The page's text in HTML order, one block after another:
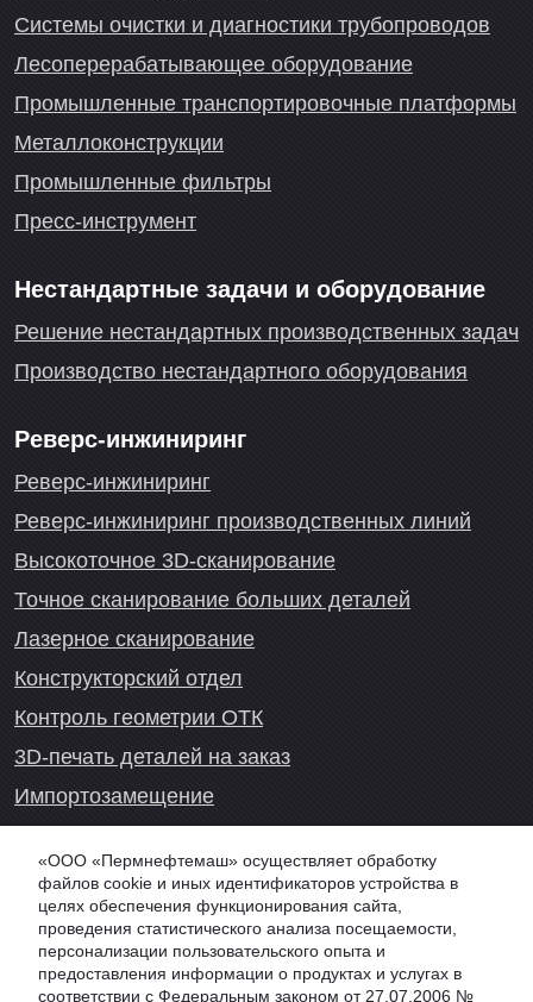
Системы очистки и диагностики трубопроводов
Лесоперерабатывающее оборудование
Промышленные транспортировочные платформы
Металлоконструкции
Промышленные фильтры
Пресс-инструмент
Нестандартные задачи и оборудование
Решение нестандартных производственных задач
Производство нестандартного оборудования
Реверс-инжиниринг
Реверс-инжиниринг
Реверс-инжиниринг производственных линий
Высокоточное 3D-сканирование
Точное сканирование больших деталей
Лазерное сканирование
Конструкторский отдел
Контроль геометрии ОТК
3D-печать деталей на заказ
Импортозамещение
Онлайн-консультация
«ООО «Пермнефтемаш» осуществляет обработку
файлов cookie и иных идентификаторов устройства в
целях обеспечения функционирования сайта,
проведения статистического анализа посещаемости,
персонализации пользовательского опыта и
предоставления информации о продуктах и услугах в
соответствии с Федеральным законом от 27.07.2006 №